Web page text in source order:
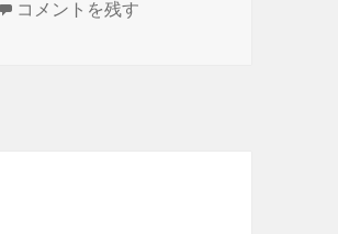
ゲスト 第3回銀座シャンソンうた祭
コメントを残す